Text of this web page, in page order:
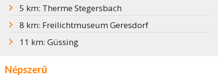
5 km: Therme Stegersbach
8 km: Freilichtmuseum Geresdorf
11 km: Güssing
Népszerű